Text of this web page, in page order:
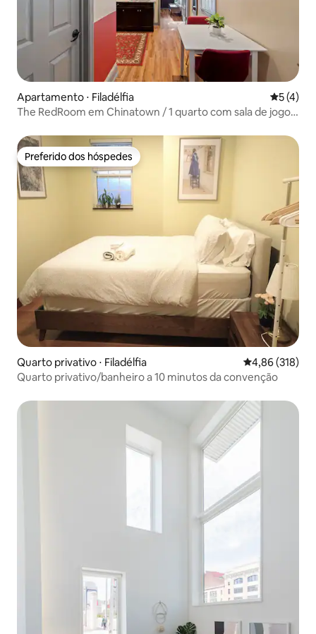
Apartamento ⋅ Filadélfia 5 de
5 (4)
The RedRoom em Chinatown / 1 quarto com sala de jogos
Preferido dos hóspedes
Preferido dos hóspedes
Quarto privativo ⋅ Filadélfia 4,86 de uma
4,86 (318)
Quarto privativo/banheiro a 10 minutos da convenção